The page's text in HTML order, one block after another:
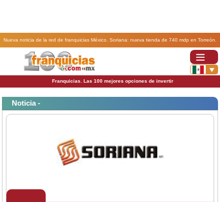
Nueva noticia de la red de franquicias México. Soriana: nueva tienda de 740 mdp en Torreón.
Franquicias. Las 100 mejores opciones de invertir
Noticia -